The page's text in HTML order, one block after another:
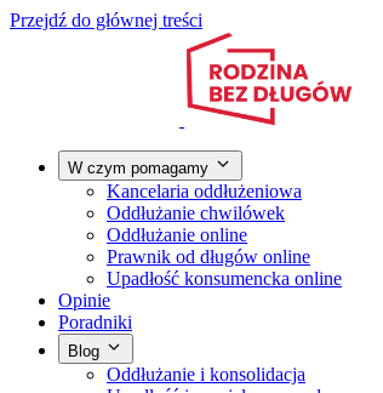
Przejdź do głównej treści
W czym pomagamy
Kancelaria oddłużeniowa
Oddłużanie chwilówek
Oddłużanie online
Prawnik od długów online
Upadłość konsumencka online
Opinie
Poradniki
Blog
Oddłużanie i konsolidacja